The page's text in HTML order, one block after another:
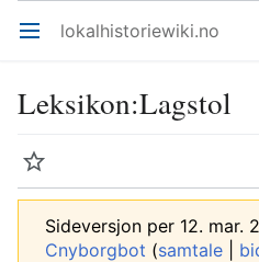
Åpne hovedmenyen lokalhistoriewiki.no
Leksikon:Lagstol
Overvåk
Sideversjon per 12. mar.
Cnyborgbot (samtale